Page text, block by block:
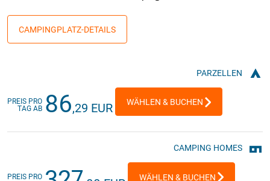
CAMPINGPLATZ-DETAILS
PARZELLEN
PREIS PRO
TAG AB 86,29 EUR WÄHLEN & BUCHEN
CAMPING HOMES
PREIS PRO
WÄHLEN & BUCHEN